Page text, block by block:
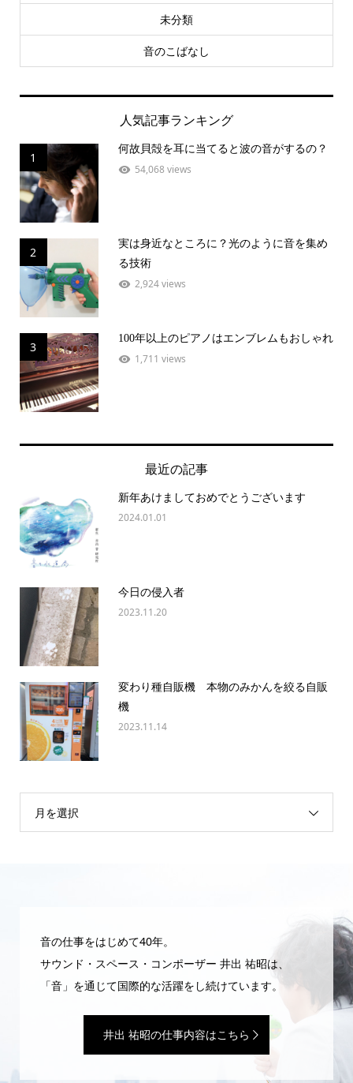
未分類
音のこばなし
人気記事ランキング
1
何故貝殻を耳に当てると波の音がするの？
54,068 views
2
実は身近なところに？光のように音を集め
る技術
2,924 views
3
100年以上のピアノはエンブレムもおしゃれ
1,711 views
最近の記事
新年あけましておめでとうございます
2024.01.01
今日の侵入者
2023.11.20
変わり種自販機 本物のみかんを絞る自販
機
2023.11.14
月を選択
音の仕事をはじめて40年。
サウンド・スペース・コンポーザー 井出 祐昭は、
「音」を通じて国際的な活躍をし続けています。
井出 祐昭の仕事内容はこちら